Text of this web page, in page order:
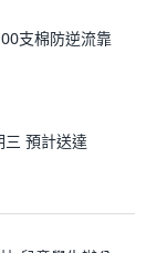
支棉防逆流靠
三 預計送達